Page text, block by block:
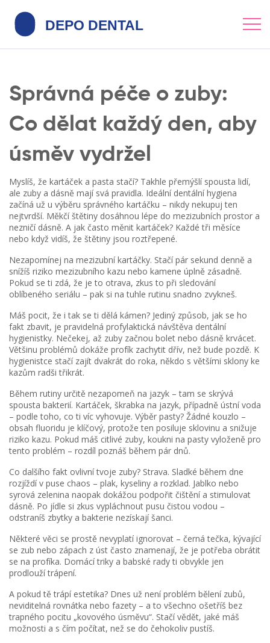
Správná péče o zuby:
Co dělat každý den, aby
úsměv vydržel
Myslíš, že kartáček a pasta stačí? Takhle přemýšlí spousta lidí,
ale zuby a dásně mají svá pravidla. Ideální dentální hygiena
začíná už u výběru správného kartáčku – nikdy nekupuj ten
nejtvrdší. Měkčí štětiny dosáhnou lépe do mezizubních prostor a
nezničí dásně. A jak často měnit kartáček? Každé tři měsíce
nebo když vidíš, že štětiny jsou roztřepené.
Nezapomínej na mezizubní kartáčky. Stačí pár sekund denně a
snížíš riziko mezizubního kazu nebo kamene úplně zásadně.
Pokud se ti zdá, že je to otrava, zkus to při sledování
oblíbeného seriálu – pak si na tuhle rutinu snadno zvykneš.
Máš pocit, že i tak se ti dělá kámen? Jediný způsob, jak se ho
fakt zbavit, je pravidelná profylaktická návštěva dentální
hygienistky. Nečekej, až zuby začnou bolet nebo dásně krvácet.
Většinu problémů dokáže profík zachytit dřív, než bude pozdě. K
hygienistce stačí zajít dvakrát do roka, někdo s většími sklony ke
kazům radši třikrát.
Během rutiny určitě nezapomeň na jazyk – tam se skrývá
spousta bakterií. Kartáček, škrabka na jazyk, případně ústní voda
– podle toho, co ti víc vyhovuje. Výběr pasty? Žádné kouzlo –
obsah fluoridu je klíčový, protože ten posiluje sklovinu a snižuje
riziko kazu. Pokud máš citlivé zuby, koukni na pasty vyloženě pro
tento problém – rozdíl poznáš během pár dnů.
Co dalšího fakt ovlivní tvoje zuby? Strava. Sladké během dne
rozjíždí v puse chaos – plak, kyseliny a rozklad. Jablko nebo
syrová zelenina naopak dokážou podpořit čištění a stimulovat
dásně. Po jídle si zkus vypláchnout pusu čistou vodou –
odstraníš zbytky a bakterie nezískají šanci.
Některé věci se prostě nevyplatí ignorovat – černá tečka, kývající
se zub nebo zápach z úst často znamenají, že je potřeba obrátit
se na profíka. Domácí triky a babské rady ti obvykle jen
prodlouží trápení.
A pokud tě trápí estetika? Dnes už není problém bělení zubů,
neviditelná rovnátka nebo fazety – a to všechno ošetříš bez
trapného pocitu „kovového úsměvu“. Stačí vědět, jaké máš
možnosti a s čím počítat, než se do čehokoliv pustíš.